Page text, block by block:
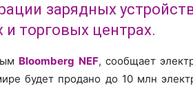
зарядных
и торговых центрах.
Bloomberg NEF, сообщает
будет продано до 10 млн